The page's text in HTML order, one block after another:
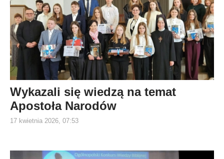
Wykazali się wiedzą na temat
Apostoła Narodów
17 kwietnia 2026, 07:53